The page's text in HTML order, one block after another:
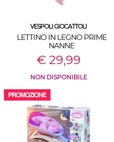
VESPOLI GIOCATTOLI
LETTINO IN LEGNO PRIME
NANNE
€ 29,99
NON DISPONIBILE